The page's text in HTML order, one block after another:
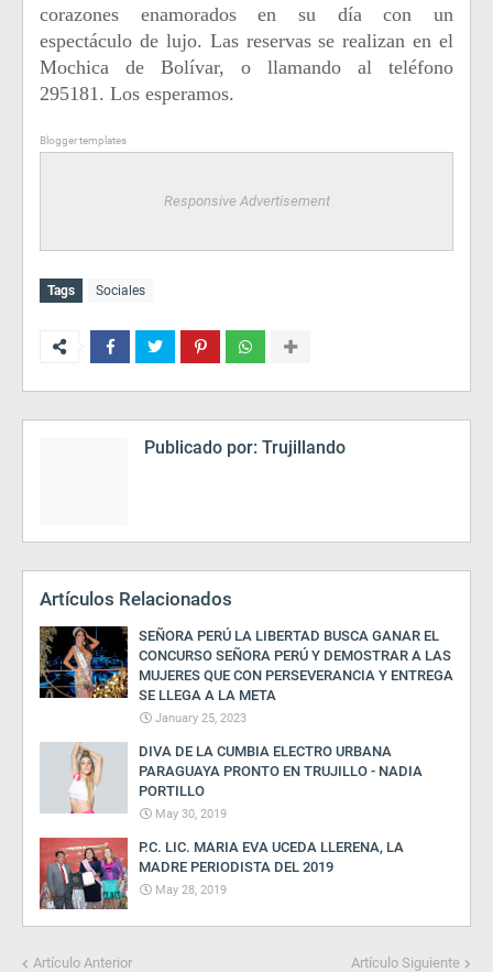
corazones enamorados en su día con un
espectáculo de lujo. Las reservas se realizan en el
Mochica de Bolívar, o llamando al teléfono
295181. Los esperamos.
Blogger templates
Responsive Advertisement
Tags Sociales
Publicado por: Trujillando
Artículos Relacionados
SEÑORA PERÚ LA LIBERTAD BUSCA GANAR EL
CONCURSO SEÑORA PERÚ Y DEMOSTRAR A LAS
MUJERES QUE CON PERSEVERANCIA Y ENTREGA
SE LLEGA A LA META
January 25, 2023
DIVA DE LA CUMBIA ELECTRO URBANA
PARAGUAYA PRONTO EN TRUJILLO - NADIA
PORTILLO
May 30, 2019
P.C. LIC. MARIA EVA UCEDA LLERENA, LA
MADRE PERIODISTA DEL 2019
May 28, 2019
Artículo Anterior Artículo Siguiente